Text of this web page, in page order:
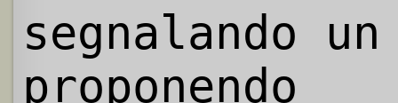
segnalando
proponendo